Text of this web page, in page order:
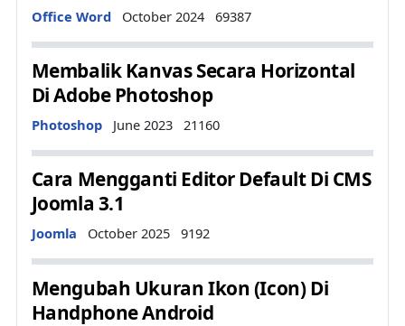
Details
Office Word October 2024 69387
Membalik Kanvas Secara Horizontal
Di Adobe Photoshop
Details
Photoshop June 2023 21160
Cara Mengganti Editor Default Di CMS
Joomla 3.1
Details
Joomla October 2025 9192
Mengubah Ukuran Ikon (Icon) Di
Handphone Android